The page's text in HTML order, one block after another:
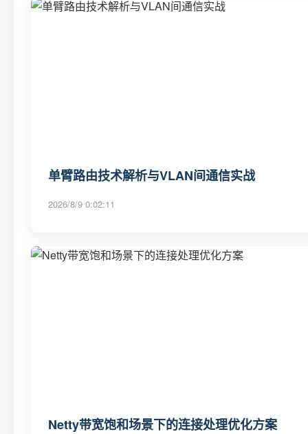
单臂路由技术解析与VLAN间通信实战
2026/8/9 0:02:11
Netty带宽饱和场景下的连接处理优化方案